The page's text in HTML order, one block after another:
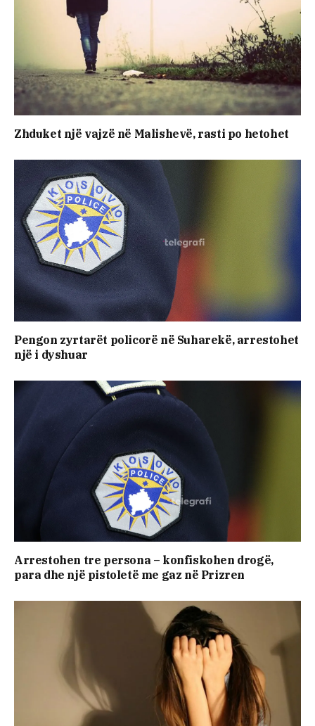
Zhduket një vajzë në Malishevë, rasti po hetohet
Pengon zyrtarët policorë në Suharekë, arrestohet
një i dyshuar
Arrestohen tre persona – konfiskohen drogë,
para dhe një pistoletë me gaz në Prizren